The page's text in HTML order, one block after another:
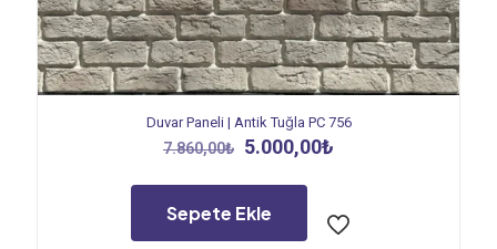
Duvar Paneli | Antik Tuğla PC 756
7.860,00₺ Orijinal
7.860,00₺.
5.000,00₺
5.000,00₺.
Sepete Ekle